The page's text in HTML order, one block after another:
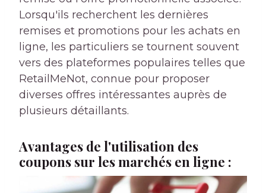
Lorsqu'ils recherchent les dernières
remises et promotions pour les achats en
ligne, les particuliers se tournent souvent
vers des plateformes populaires telles que
RetailMeNot, connue pour proposer
diverses offres intéressantes auprès de
plusieurs détaillants.
Avantages de l'utilisation des
coupons sur les marchés en ligne :